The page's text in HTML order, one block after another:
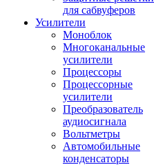
для сабвуферов
Усилители
Моноблок
Многоканальные
усилители
Процессоры
Процессорные
усилители
Преобразователь
аудиосигнала
Вольтметры
Автомобильные
конденсаторы